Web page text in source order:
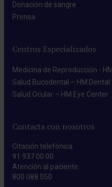
Donación de sangre​
Prensa​
Centros Especializados
Medicina de Reproducción -
Salud Bucodental – HM Dental
Salud Ocular – HM Eye Center​
Contacta con nosotros
Citación telefónica
91 937 00 00
Atención al paciente
800 088 050